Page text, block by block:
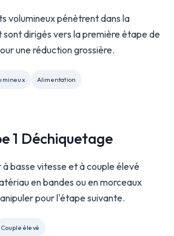
volumineux pénètrent dans la
sont dirigés vers la première étape de
une réduction grossière.
Alimentation
1 Déchiquetage
à basse vitesse et à couple élevé
en bandes ou en morceaux
pour l'étape suivante.
Couple élevé